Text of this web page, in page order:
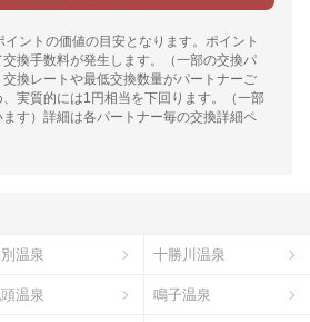
ントの価値の目安となります。ポイント
換手数料が発生します。（一部の交換パ
換レートや最低交換数量がパートナーご
実質的には1円相当を下回ります。（一部
す）詳細は各パートナー毎の交換詳細ペ
温泉 十勝川温泉
温泉 鳴子温泉